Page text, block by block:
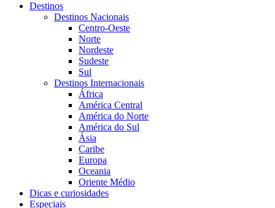
Destinos
Destinos Nacionais
Centro-Oeste
Norte
Nordeste
Sudeste
Sul
Destinos Internacionais
África
América Central
América do Norte
América do Sul
Ásia
Caribe
Europa
Oceania
Oriente Médio
Dicas e curiosidades
Especiais